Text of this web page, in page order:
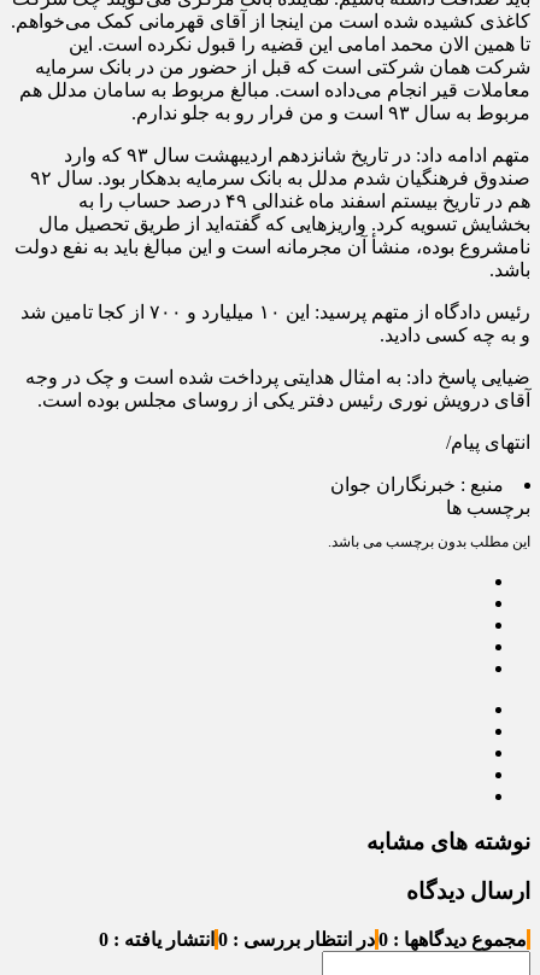
کاغذی کشیده شده است من اینجا از آقای قهرمانی کمک می‌خواهم.
تا همین الان محمد امامی این قضیه را قبول نکرده است. این
شرکت همان شرکتی است که قبل از حضور من در بانک سرمایه
معاملات قیر انجام می‌داده است. مبالغ مربوط به سامان مدلل هم
مربوط به سال ۹۳ است و من فرار رو به جلو ندارم.
متهم ادامه داد: در تاریخ شانزدهم اردیبهشت سال ۹۳ که وارد
صندوق فرهنگیان شدم مدلل به بانک سرمایه بدهکار بود. سال ۹۲
هم در تاریخ بیستم اسفند ماه غندالی ۴۹ درصد حساب را به
بخشایش تسویه کرد. واریز‌هایی که گفته‌اید از طریق تحصیل مال
نامشروع بوده، منشأ آن مجرمانه است و این مبالغ باید به نفع دولت
باشد.
رئیس دادگاه از متهم پرسید: این ۱۰ میلیارد و ۷۰۰ از کجا تامین شد
و به چه کسی دادید.
ضیایی پاسخ داد: به امثال هدایتی پرداخت شده است و چک در وجه
آقای درویش نوری رئیس دفتر یکی از روسای مجلس بوده است.
انتهای پیام/
منبع : خبرنگاران جوان
برچسب ها
این مطلب بدون برچسب می باشد.
نوشته های مشابه
ارسال دیدگاه
مجموع دیدگاهها : 0 در انتظار بررسی : 0 انتشار یافته : 0